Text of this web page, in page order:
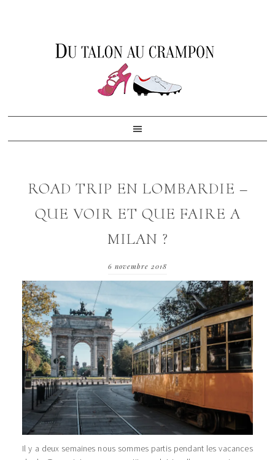
ROAD TRIP EN LOMBARDIE –
QUE VOIR ET QUE FAIRE A
MILAN ?
6 novembre 2018
Il y a deux semaines nous sommes partis pendant les vacances